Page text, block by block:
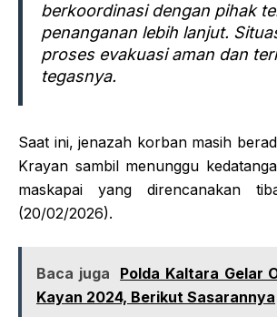
berkoordinasi dengan pihak
penanganan lebih lanjut.
proses evakuasi aman dan
tegasnya.
Saat ini, jenazah korban masih
Krayan sambil menunggu
maskapai yang direncanakan
(20/02/2026).
Baca juga
Polda Kaltara Gelar
Kayan 2024, Berikut Sasarannya